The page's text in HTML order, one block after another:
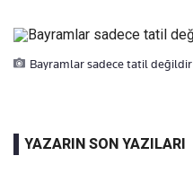
Bayramlar sadece tatil değildir
YAZARIN SON YAZILARI